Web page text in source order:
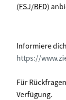
(FSJ/BFD)
Informiere
https://
Für
Verfügung.